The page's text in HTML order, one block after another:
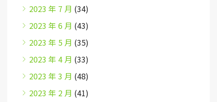
2023 年 7 月 (34)
2023 年 6 月 (43)
2023 年 5 月 (35)
2023 年 4 月 (33)
2023 年 3 月 (48)
2023 年 2 月 (41)